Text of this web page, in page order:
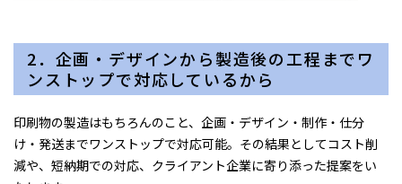
2．企画・デザインから製造後の工程までワ
ンストップで対応しているから
印刷物の製造はもちろんのこと、企画・デザイン・制作・仕分
け・発送までワンストップで対応可能。その結果としてコスト削
減や、短納期での対応、クライアント企業に寄り添った提案をい